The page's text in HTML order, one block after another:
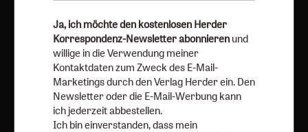
AGB und Widerrufsbelehrung
Datenschutz
Barrierefreiheit
Impressum
Vertrag widerrufen Abo online kündigen
Ja, ich möchte den kostenlosen Herder
Korrespondenz-Newsletter abonnieren und
willige in die Verwendung meiner
Kontaktdaten zum Zweck des E-Mail-
Marketings durch den Verlag Herder ein. Den
Newsletter oder die E-Mail-Werbung kann
ich jederzeit abbestellen.
Ich bin einverstanden, dass mein